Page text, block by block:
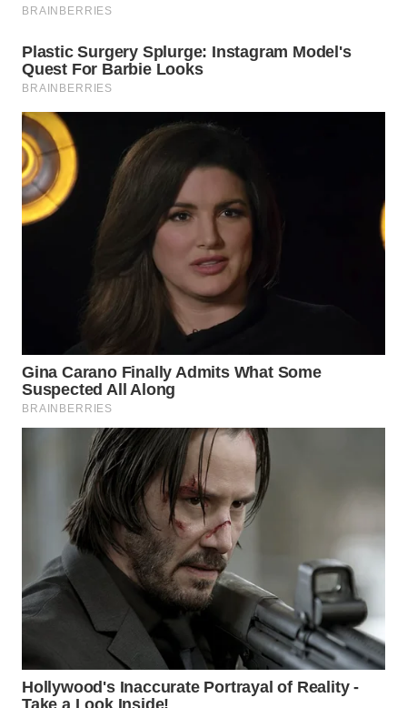
WN
WN
WN
BOROBUDUR
WN
SURABAYA
WN
NATUNA
MANDALIKA
WN
LIKUPANG
LABUANBAJO
WN